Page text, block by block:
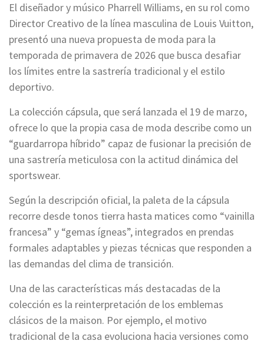
El diseñador y músico Pharrell Williams, en su rol como
Director Creativo de la línea masculina de Louis Vuitton,
presentó una nueva propuesta de moda para la
temporada de primavera de 2026 que busca desafiar
los límites entre la sastrería tradicional y el estilo
deportivo.
La colección cápsula, que será lanzada el 19 de marzo,
ofrece lo que la propia casa de moda describe como un
“guardarropa híbrido” capaz de fusionar la precisión de
una sastrería meticulosa con la actitud dinámica del
sportswear.
Según la descripción oficial, la paleta de la cápsula
recorre desde tonos tierra hasta matices como “vainilla
francesa” y “gemas ígneas”, integrados en prendas
formales adaptables y piezas técnicas que responden a
las demandas del clima de transición.
Una de las características más destacadas de la
colección es la reinterpretación de los emblemas
clásicos de la maison. Por ejemplo, el motivo
tradicional de la casa evoluciona hacia versiones como